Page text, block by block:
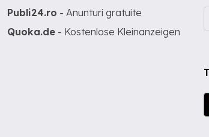
Publi24.ro - Anunturi gratuite
Quoka.de - Kostenlose Kleinanzeigen